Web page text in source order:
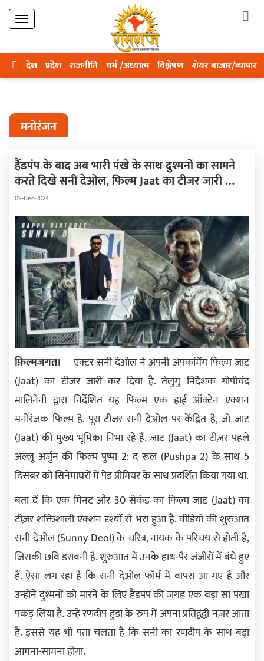
देश प्रदेश राजनीति धर्म /अध्यात्म विश्लेषण शेयर बाजार/व्यापार
मनोरंजन
हैंडपंप के बाद अब भारी पंखे के साथ दुश्मनों का सामने
करते दिखे सनी देओल, फिल्म Jaat का टीजर जारी …
09-Dec-2024
फ़िल्मजगत।
एक्टर सनी देओल ने अपनी अपकमिंग फिल्म जाट
(Jaat) का टीजर जारी कर दिया है. तेलुगु निर्देशक गोपीचंद
मालिनेनी द्वारा निर्देशित यह फिल्म एक हाई ऑक्टेन एक्शन
मनोरंजक फिल्म है. पूरा टीजर सनी देओल पर केंद्रित है, जो जाट
(Jaat) की मुख्य भूमिका निभा रहे हैं. जाट (Jaat) का टीज़र पहले
अल्लू अर्जुन की फिल्म पुष्पा 2: द रूल (Pushpa 2) के साथ 5
दिसंबर को सिनेमाघरों में पेड प्रीमियर के साथ प्रदर्शित किया गया था.
बता दें कि एक मिनट और 30 सेकंड का फिल्म जाट (Jaat) का
टीज़र शक्तिशाली एक्शन दृश्यों से भरा हुआ है. वीडियो की शुरुआत
सनी देओल (Sunny Deol) के चरित्र, नायक के परिचय से होती है,
जिसकी छवि डरावनी है. शुरुआत में उनके हाथ-पैर जंजीरों में बंधे हुए
हैं. ऐसा लग रहा है कि सनी देओल फॉर्म में वापस आ गए हैं और
उन्होंने दुश्मनों को मारने के लिए हैंडपंप की जगह एक बड़ा सा पंखा
पकड़ लिया है. उन्हें रणदीप हुडा के रुप में अपना प्रतिद्वंद्वी नज़र आता
है. इससे यह भी पता चलता है कि सनी का रणदीप के साथ बड़ा
आमना-सामना होगा.